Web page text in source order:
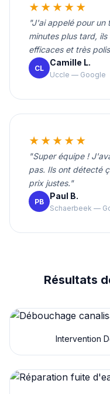
★★★★★
"J'ai appelé pour un
minutes plus tard,
efficaces et très
CL
Camille L.
Uccle — Google
★★★★★
"Super équipe !
pas. Ils ont détecté
prix justes."
PB
Paul B.
Schaerbeek —
Résultats
Intervention